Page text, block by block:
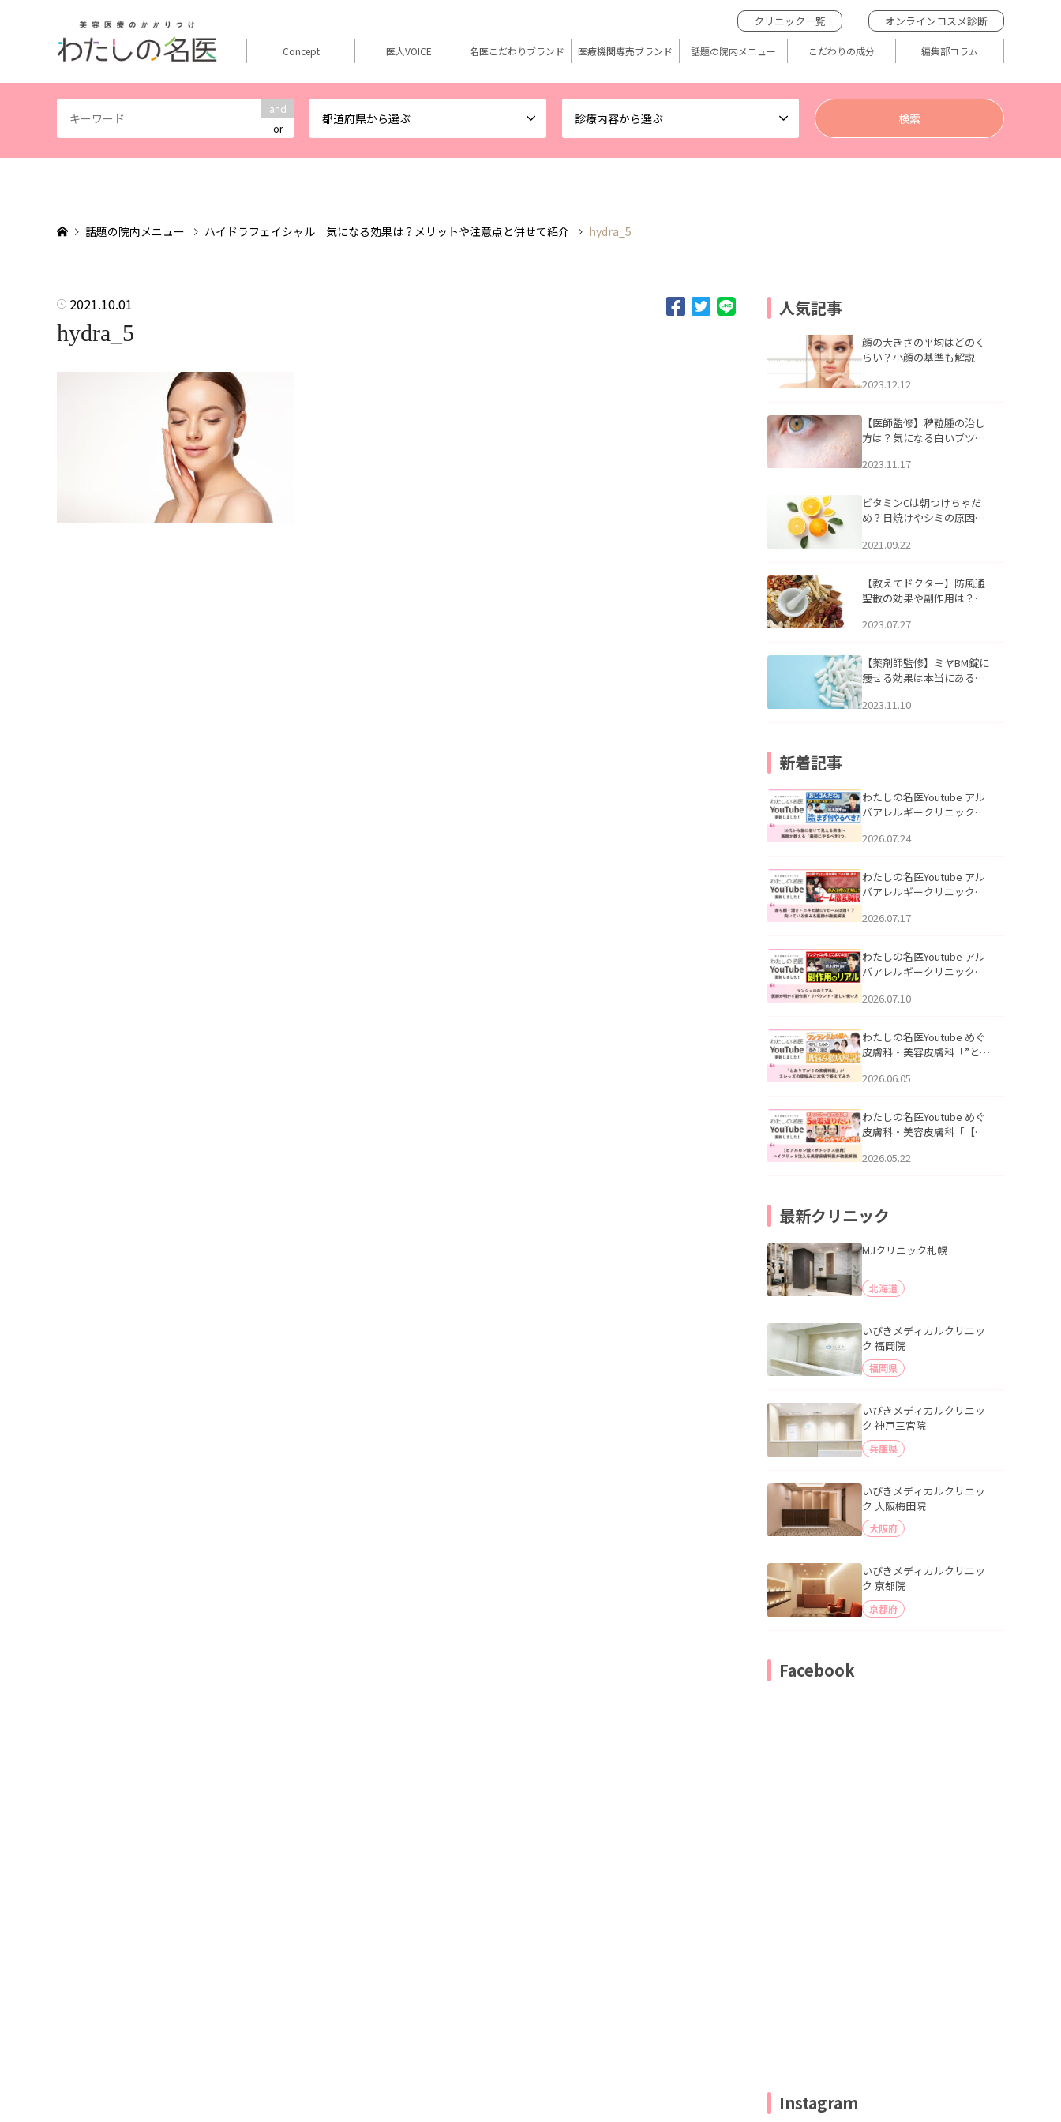
and
or
都道府県から選ぶ 診療内容から選ぶ
クリニック一覧 オンラインコスメ診断
Concept 医人VOICE 名医こだわりブランド 医療機関専売ブランド 話題の院内メニュー こだわりの成分 編集部コラム
話題の院内メニュー ハイドラフェイシャル 気になる効果は？メリットや注意点と併せて紹介 hydra_5
2021.10.01
hydra_5
人気記事
顔の大きさの平均はどのく
らい？小顔の基準も解説
2023.12.12
【医師監修】稗粒腫の治し
方は？気になる白いブツブ
アについて
2023.11.17
ビタミンCは朝つけちゃだ
め？日焼けやシミの原因に
2021.09.22
【教えてドクター】防風通
聖散の効果や副作用は？長
2023.07.27
【薬剤師監修】ミヤBM錠に
痩せる効果は本当にある
2023.11.10
新着記事
わたしの名医Youtube アル
バアレルギークリニック札
える男性へ｜医師が教える
公開いたしました。
2026.07.24
わたしの名医Youtube アル
バアレルギークリニック札
跡にVビームは効く？向いて
説」を公開いたしました。
2026.07.17
わたしの名医Youtube アル
バアレルギークリニック札
医師が明かす副作用・リバ
公開いたしました。
2026.07.10
わたしの名医Youtube めぐ
皮膚科・美容皮膚科「”とお
ッズの肌悩みに本気で答え
た。
2026.06.05
わたしの名医Youtube めぐ
皮膚科・美容皮膚科「【ヒ
用】ハイブリッド注入を美
2026.05.22
最新クリニック
MJクリニック札幌
北海道
いびきメディカルクリニッ
ク 福岡院
福岡県
いびきメディカルクリニッ
ク 神戸三宮院
兵庫県
いびきメディカルクリニッ
ク 大阪梅田院
大阪府
いびきメディカルクリニッ
ク 京都院
京都府
Facebook
Instagram